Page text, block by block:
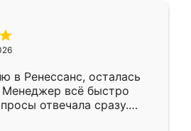
в Ренессанс, осталась
Менеджер всё быстро
отвечала сразу.
в субботу, подошёл к